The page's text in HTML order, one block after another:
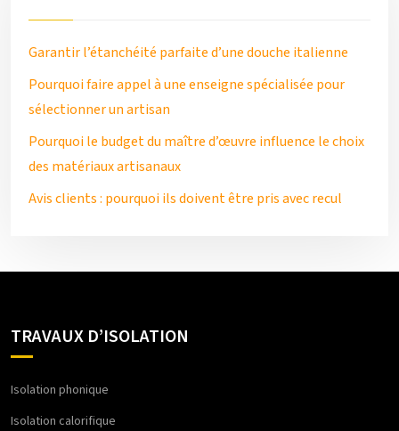
Garantir l’étanchéité parfaite d’une douche italienne
Pourquoi faire appel à une enseigne spécialisée pour
sélectionner un artisan
Pourquoi le budget du maître d’œuvre influence le choix
des matériaux artisanaux
Avis clients : pourquoi ils doivent être pris avec recul
TRAVAUX D’ISOLATION
Isolation phonique
Isolation calorifique